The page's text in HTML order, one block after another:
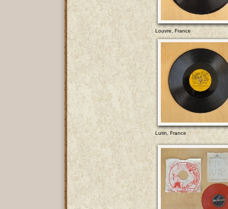
Louvre, France
Lutin, France